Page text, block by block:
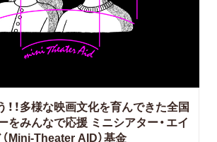
！多様な映画文化を育んできた全国
をみんなで応援ミニシアター・エイ
（Mini-Theater AID）基金